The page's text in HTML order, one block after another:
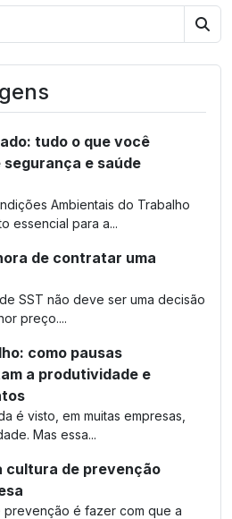
tudo o que você
e saúde
Ambientais do Trabalho
essencial para a...
de contratar uma
SST não deve ser uma decisão
preço....
como pausas
a produtividade e
é visto, em muitas empresas,
Mas essa...
cultura de prevenção
prevenção é fazer com que a